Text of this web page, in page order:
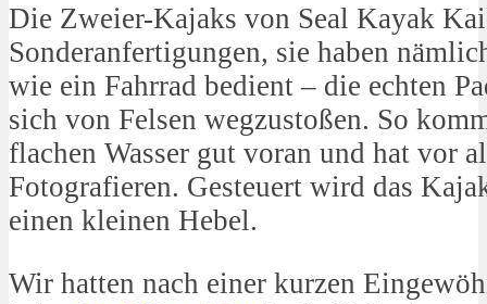
Die Zweier-Kajaks von Seal Kayak
Sonderanfertigungen, sie haben
wie ein Fahrrad bedient – die echten
sich von Felsen wegzustoßen. So
flachen Wasser gut voran und hat vor
Fotografieren. Gesteuert wird das
einen kleinen Hebel.
Wir hatten nach einer kurzen